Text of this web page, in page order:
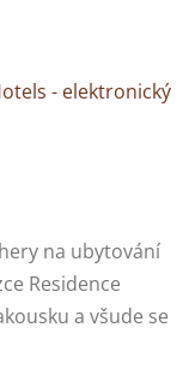
- elektronický
na ubytování
Residence
a všude se